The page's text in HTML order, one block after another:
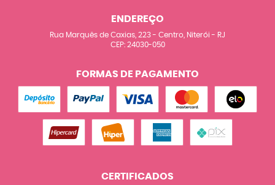
ENDEREÇO
Rua Marquês de Caxias, 223- Centro, Niterói - RJ
CEP: 24030-050
FORMAS DE PAGAMENTO
CERTIFICADOS